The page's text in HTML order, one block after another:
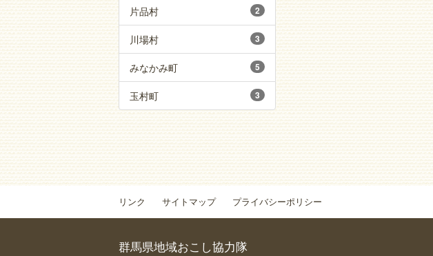
片品村 2
川場村 3
みなかみ町 5
玉村町 3
リンク サイトマップ プライバシーポリシー
群馬県地域おこし協力隊